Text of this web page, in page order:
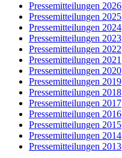
Pressemitteilungen 2026
Pressemitteilungen 2025
Pressemitteilungen 2024
Pressemitteilungen 2023
Pressemitteilungen 2022
Pressemitteilungen 2021
Pressemitteilungen 2020
Pressemitteilungen 2019
Pressemitteilungen 2018
Pressemitteilungen 2017
Pressemitteilungen 2016
Pressemitteilungen 2015
Pressemitteilungen 2014
Pressemitteilungen 2013